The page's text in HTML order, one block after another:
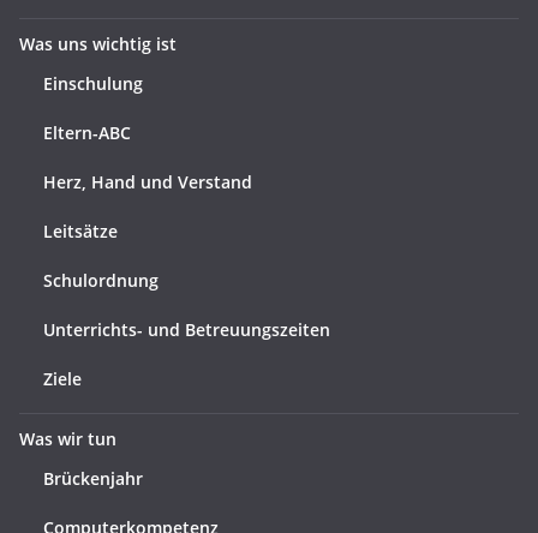
Was uns wichtig ist
Einschulung
Eltern-ABC
Herz, Hand und Verstand
Leitsätze
Schulordnung
Unterrichts- und Betreuungszeiten
Ziele
Was wir tun
Brückenjahr
Computerkompetenz